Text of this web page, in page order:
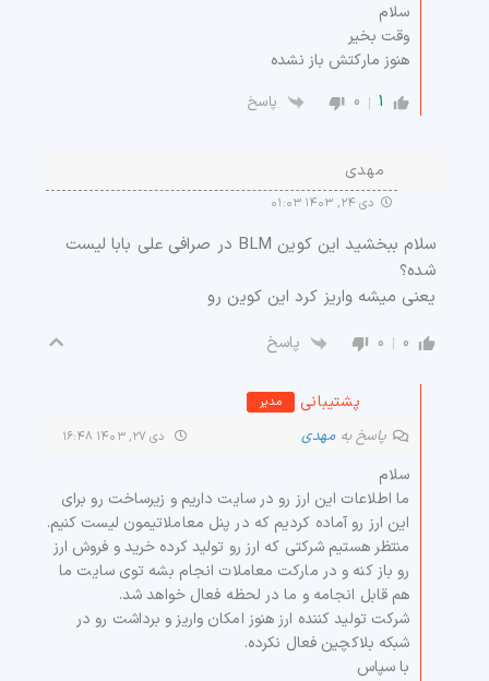
سلام
وقت بخیر
هنوز مارکتش باز نشده
1
0 پاسخ
مهدی
دی ۲۴, ۱۴۰۳ ۰۱:۰۳
سلام ببخشید این کوین BLM در صرافی علی بابا لیست
شده؟
یعنی میشه واریز کرد این کوین رو
0
0 پاسخ
پشتیبانی مدیر
پاسخ بهمهدی دی ۲۷, ۱۴۰۳ ۱۶:۴۸
سلام
ما اطلاعات این ارز رو در سایت داریم و زیرساخت رو برای
این ارز رو آماده کردیم که در پنل معاملاتیمون لیست کنیم.
منتظر هستیم شرکتی که ارز رو تولید کرده خرید و فروش ارز
رو باز کنه و در مارکت معاملات انجام بشه توی سایت ما
هم قابل انجامه و ما در لحظه فعال خواهد شد.
شرکت تولید کننده ارز هنوز امکان واریز و برداشت رو در
شبکه بلاکچین فعال نکرده.
با سپاس